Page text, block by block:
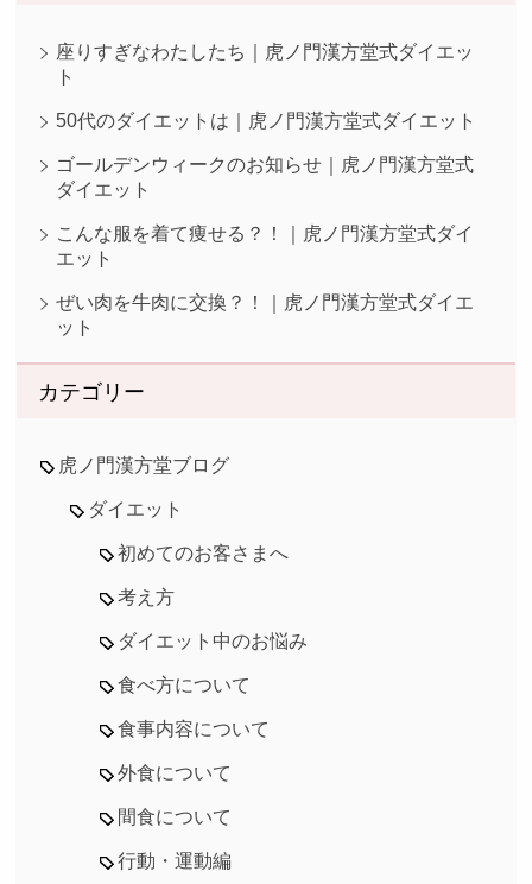
座りすぎなわたしたち｜虎ノ門漢方堂式ダイエッ
ト
50代のダイエットは｜虎ノ門漢方堂式ダイエット
ゴールデンウィークのお知らせ｜虎ノ門漢方堂式
ダイエット
こんな服を着て痩せる？！｜虎ノ門漢方堂式ダイ
エット
ぜい肉を牛肉に交換？！｜虎ノ門漢方堂式ダイエ
ット
カテゴリー
虎ノ門漢方堂ブログ
ダイエット
初めてのお客さまへ
考え方
ダイエット中のお悩み
食べ方について
食事内容について
外食について
間食について
行動・運動編